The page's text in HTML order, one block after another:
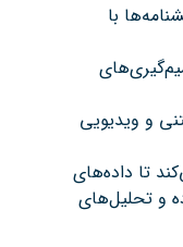
با
متنی و ویدیویی
تا داده‌های
و تحلیل‌های